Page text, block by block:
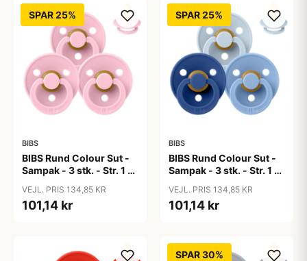
SPAR 25%
BIBS
BIBS Rund Colour Sut -
Sampak - 3 stk. - Str. 1 -
VEJL. PRIS 134,85 KR
101,14 kr
SPAR 25%
BIBS
BIBS Rund Colour Sut -
Sampak - 3 stk. - Str. 1 -
VEJL. PRIS 134,85 KR
101,14 kr
SPAR 30%